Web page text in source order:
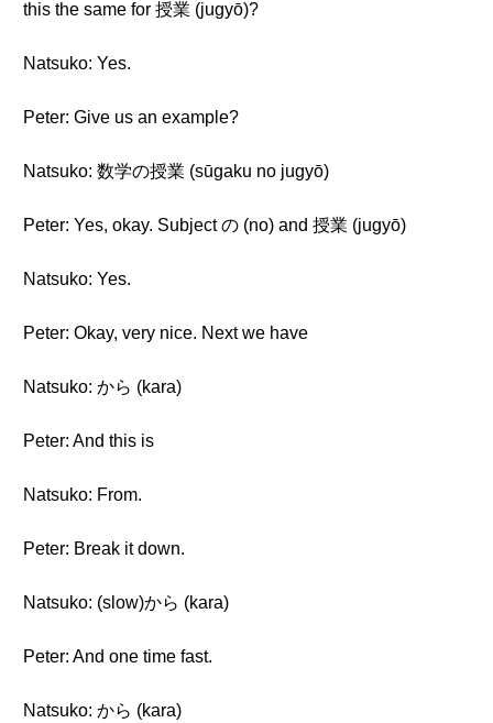
this the same for 授業 (jugyō)?
Natsuko: Yes.
Peter: Give us an example?
Natsuko: 数学の授業 (sūgaku no jugyō)
Peter: Yes, okay. Subject の (no) and 授業 (jugyō)
Natsuko: Yes.
Peter: Okay, very nice. Next we have
Natsuko: から (kara)
Peter: And this is
Natsuko: From.
Peter: Break it down.
Natsuko: (slow)から (kara)
Peter: And one time fast.
Natsuko: から (kara)